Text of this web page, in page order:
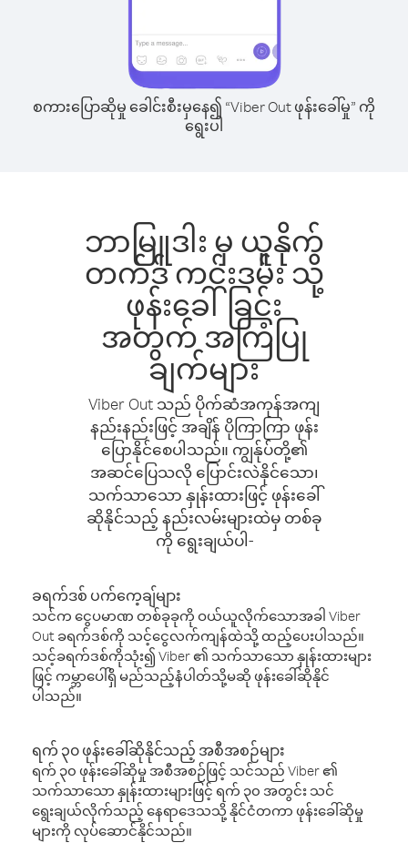
စကားပြောဆိုမှု ခေါင်းစီးမှနေ၍ “Viber Out ဖုန်းခေါ်မှု” ကို
ရွေးပါ
ဘာမြူဒါး မှ ယူနိုက်
တက်ဒ် ကင်းဒမ်း သို့
ဖုန်းခေါ်ခြင်း
အတွက် အကြံပြု
ချက်များ
Viber Out သည် ပိုက်ဆံအကုန်အကျ
နည်းနည်းဖြင့် အချိန် ပိုကြာကြာ ဖုန်း
ပြောနိုင်စေပါသည်။ ကျွန်ုပ်တို့၏
အဆင်ပြေသလို ပြောင်းလဲနိုင်သော၊
သက်သာသော နှုန်းထားဖြင့် ဖုန်းခေါ်
ဆိုနိုင်သည့် နည်းလမ်းများထဲမှ တစ်ခု
ကို ရွေးချယ်ပါ-
ခရက်ဒစ် ပက်ကေ့ချ်များ
သင်က ငွေပမာဏ တစ်ခုခုကို ဝယ်ယူလိုက်သောအခါ Viber
Out ခရက်ဒစ်ကို သင့်ငွေလက်ကျန်ထဲသို့ ထည့်ပေးပါသည်။
သင့်ခရက်ဒစ်ကိုသုံး၍ Viber ၏ သက်သာသော နှုန်းထားများ
ဖြင့် ကမ္ဘာပေါ်ရှိ မည်သည့်နံပါတ်သို့မဆို ဖုန်းခေါ်ဆိုနိုင်
ပါသည်။
ရက် ၃၀ ဖုန်းခေါ်ဆိုနိုင်သည့် အစီအစဉ်များ
ရက် ၃၀ ဖုန်းခေါ်ဆိုမှု အစီအစဉ်ဖြင့် သင်သည် Viber ၏
သက်သာသော နှုန်းထားများဖြင့် ရက် ၃၀ အတွင်း သင်
ရွေးချယ်လိုက်သည့် နေရာဒေသသို့ နိုင်ငံတကာ ဖုန်းခေါ်ဆိုမှု
များကို လုပ်ဆောင်နိုင်သည်။